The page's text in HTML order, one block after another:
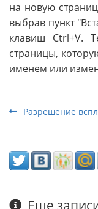
на новую
выбрав пункт
клавиш Ctrl+V.
страницы,
именем или
Разрешение
Еще